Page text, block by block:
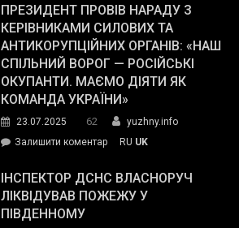
Street
Journal.
Південному
працівникам
ОПЗ
з
матеріального
резерву
гуманітарну
допомогу
ПРЕЗИДЕНТ ПРОВІВ НАРАДУ З
КЕРІВНИКАМИ СИЛОВИХ ТА
АНТИКОРУПЦІЙНИХ ОРГАНІВ: «НАШ
СПІЛЬНИЙ ВОРОГ — РОСІЙСЬКІ
ОКУПАНТИ. МАЄМО ДІЯТИ ЯК
КОМАНДА УКРАЇНИ»
23.07.2025 62
yuzhny.info
Залишити коментарon
провів
нараду
RU UK
ІНСПЕКТОР ДСНС ВЛАСНОРУЧ
ЛІКВІДУВАВ ПОЖЕЖУ У
ПІВДЕННОМУ